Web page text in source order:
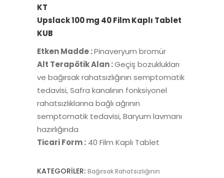
KT
Upslack 100 mg 40 Film Kaplı Tablet
KUB
Etken Madde :Pinaveryum bromür
Alt Terapötik Alan :Geçiş bozuklukları
ve bağırsak rahatsızlığının semptomatik
tedavisi, Safra kanalının fonksiyonel
rahatsızlıklarına bağlı ağrının
semptomatik tedavisi, Baryum lavmanı
hazırlığında
Ticari Form : 40 Film Kaplı Tablet
KATEGORILER: Bağırsak Rahatsızlığının